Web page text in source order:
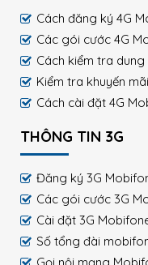
Cách đăng ký 4G
Các gói cước 4G
Cách kiểm tra
Kiểm tra khuyến
Cách cài đặt 4G
THÔNG TIN 3G
Đăng ký 3G
Các gói cước 3G
Cài đặt 3G
Số tổng đài